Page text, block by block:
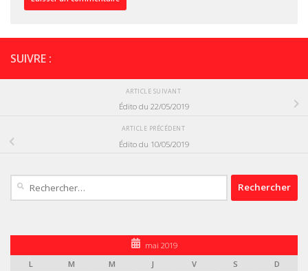
SUIVRE :
ARTICLE SUIVANT
Édito du 22/05/2019
ARTICLE PRÉCÉDENT
Édito du 10/05/2019
mai 2019
L
M M J V S
D